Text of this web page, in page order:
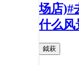
场店)#
什么风
鉞萩